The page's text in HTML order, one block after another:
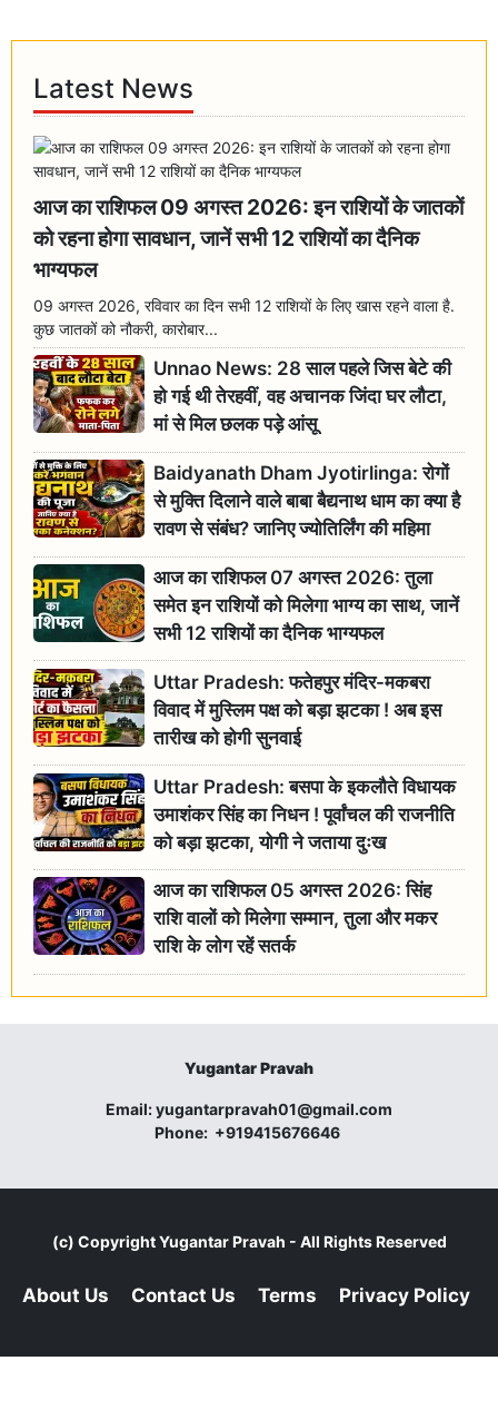
Latest News
आज का राशिफल 09 अगस्त 2026: इन राशियों के जातकों
को रहना होगा सावधान, जानें सभी 12 राशियों का दैनिक
भाग्यफल
09 अगस्त 2026, रविवार का दिन सभी 12 राशियों के लिए खास रहने वाला है.
कुछ जातकों को नौकरी, कारोबार...
Unnao News: 28 साल पहले जिस बेटे की
हो गई थी तेरहवीं, वह अचानक जिंदा घर लौटा,
मां से मिल छलक पड़े आंसू
Baidyanath Dham Jyotirlinga: रोगों
से मुक्ति दिलाने वाले बाबा बैद्यनाथ धाम का क्या है
रावण से संबंध? जानिए ज्योतिर्लिंग की महिमा
आज का राशिफल 07 अगस्त 2026: तुला
समेत इन राशियों को मिलेगा भाग्य का साथ, जानें
सभी 12 राशियों का दैनिक भाग्यफल
Uttar Pradesh: फतेहपुर मंदिर-मकबरा
विवाद में मुस्लिम पक्ष को बड़ा झटका ! अब इस
तारीख को होगी सुनवाई
Uttar Pradesh: बसपा के इकलौते विधायक
उमाशंकर सिंह का निधन ! पूर्वांचल की राजनीति
को बड़ा झटका, योगी ने जताया दुःख
आज का राशिफल 05 अगस्त 2026: सिंह
राशि वालों को मिलेगा सम्मान, तुला और मकर
राशि के लोग रहें सतर्क
Yugantar Pravah
Email:yugantarpravah01@gmail.com
Phone: +919415676646
(c) CopyrightYugantar Pravah - All Rights Reserved
About Us Contact Us Terms Privacy Policy